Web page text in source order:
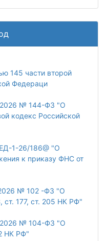
145 части второй
Федераци
№ 144-ФЗ "О
кодекс Российской
1-26/186@ "О
к приказу ФНС от
№ 102 -ФЗ "О
ст. 177, ст. 205 НК РФ"
№ 104-ФЗ "О
НК РФ"